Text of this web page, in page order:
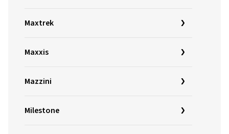
Maxtrek
Maxxis
Mazzini
Milestone